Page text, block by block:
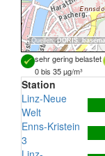
Quellen:DORIS,
sehr gering belastet
0 bis 35 µg/m³
Station
Linz-Neue
Welt
Enns-Kristein
3